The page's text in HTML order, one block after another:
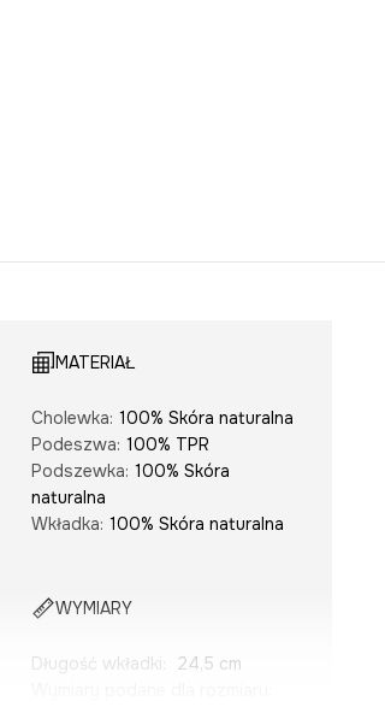
MATERIAŁ
Cholewka: 100% Skóra naturalna
Podeszwa: 100% TPR
Podszewka: 100% Skóra
naturalna
Wkładka: 100% Skóra naturalna
WYMIARY
Długość wkładki
24,5 cm